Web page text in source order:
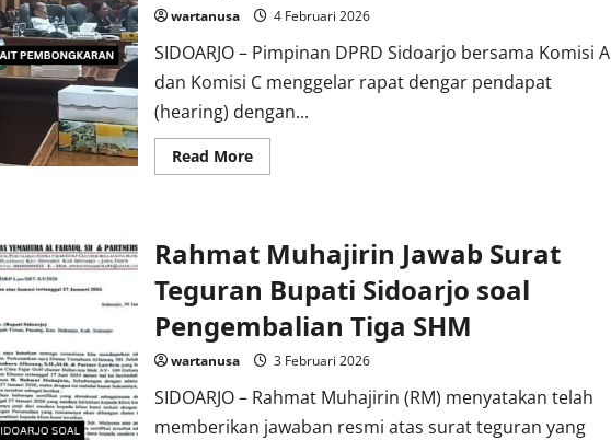
wartanusa 4 Februari 2026
SIDOARJO – Pimpinan DPRD Sidoarjo bersama Komisi A
dan Komisi C menggelar rapat dengar pendapat
(hearing) dengan...
Read MoreRead
more
Hearing
dengan
Dinas
P2CKTR
Satpol
PP,
Dasar
Hukum
Pembongkaran
Cukup
Kuat
Rahmat Muhajirin Jawab Surat
Teguran Bupati Sidoarjo soal
Pengembalian Tiga SHM
wartanusa 3 Februari 2026
SIDOARJO – Rahmat Muhajirin (RM) menyatakan telah
memberikan jawaban resmi atas surat teguran yang